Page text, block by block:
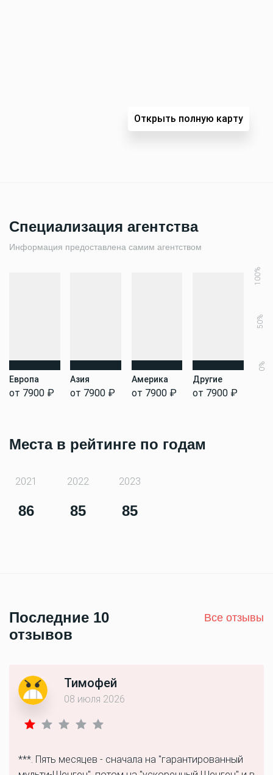
Открыть полную карту
Специализация агентства
Информация предоставлена самим агентством
Европа
от 7900 ₽
Азия
от 7900 ₽
Америка
от 7900 ₽
Другие
от 7900 ₽
100%
50%
0%
Места в рейтинге по годам
2021
86
2022
85
2023
85
Последние 10
отзывов
Все отзывы
Тимофей
08 июля 2026
***. Пять месяцев - сначала на "гарантированный